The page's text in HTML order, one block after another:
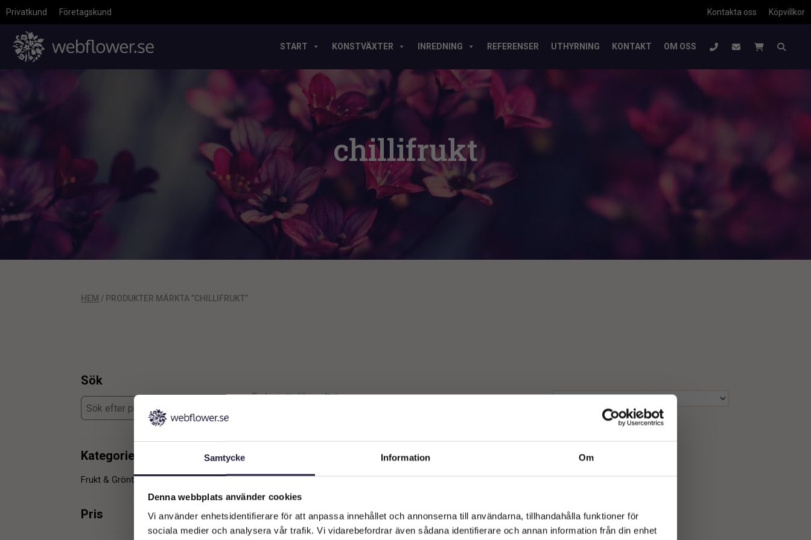
Samtycke Information Om
Denna webbplats använder cookies
Vi använder enhetsidentifierare för att anpassa innehållet och annonserna till användarna, tillhandahålla funktioner för
sociala medier och analysera vår trafik. Vi vidarebefordrar även sådana identifierare och annan information från din enhet
Privatkund Företagskund Köpvillkor
Kontakta oss
START KONSTVÄXTER INREDNING REFERENSER UTHYRNING KONTAKT OM OSS
chillifrukt
HEM / PRODUKTER MÄRKTA ”CHILLIFRUKT”
Sök
Kategorier
Frukt & Grönt 1
Pris
Endast ett sökresultat
Välkommen till Webflower
Vilken typ av kund är du? Du kan alltid justera ditt val längst upp